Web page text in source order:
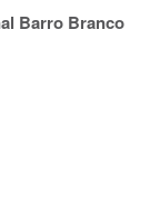
Barro Branco